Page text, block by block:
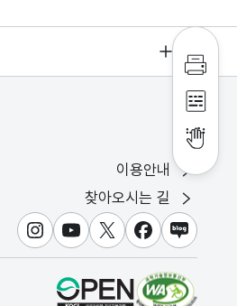
인쇄
점자
점자
이용안내
찾아오시는 길
인스타그램
유튜브X 페이스북
블로그